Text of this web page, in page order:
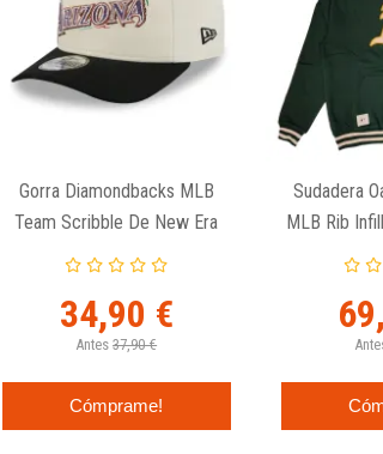
Gorra Diamondbacks MLB
Team Scribble De New Era
34,90 €
Antes 37,90 €
Cómprame!
Sudadera
MLB Rib